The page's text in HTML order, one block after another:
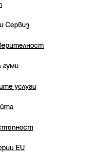
Сервиз
гуми
услуги
EU